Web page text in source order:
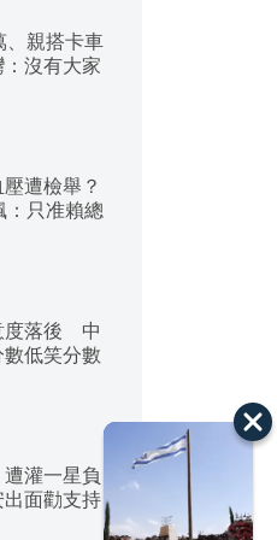
、親搭卡車
沒有大家
遭檢舉？
：只准賴總
度落後 中
低笑分數
灌一星負
面勸支持